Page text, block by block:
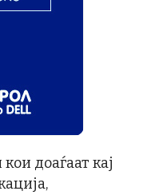
доаѓаат кај